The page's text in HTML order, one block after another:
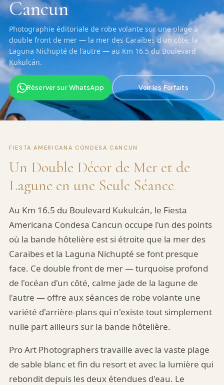
Cancun
Photographie éditoriale de robe volante sur une plage à
double front de mer — la mer des Caraïbes d'un côté, la
Laguna Nichupté de l'autre — au Km 16.5 du Boulevard
Kukulcán.
Réserver sur WhatsApp Voir les Forfaits
FIESTA AMERICANA CONDESA CANCUN
Un Double Décor de Mer et de
Lagune en une Seule Séance
Au Km 16.5 du Boulevard Kukulcán, le Fiesta
Americana Condesa Cancun occupe l'un des points
où la bande hôtelière est si étroite que la mer des
Caraïbes et la Laguna Nichupté se font presque
face. Ce double front de mer — turquoise profond
de l'océan d'un côté, calme jade de la lagune de
l'autre — offre aux séances de robe volante une
variété d'arrière-plans qui n'existe tout simplement
nulle part ailleurs sur la bande hôtelière.
Pro Art Photographers travaille avec la vaste plage
de sable blanc et fin du resort et avec la lumière qui
rebondit depuis les deux étendues d'eau. Le